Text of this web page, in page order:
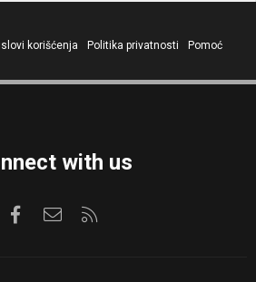
korišćenja Politika privatnosti
Pomoć
with us
FacebookKontaktirajte nas